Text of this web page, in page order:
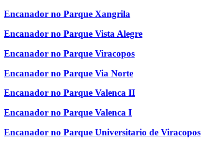
Encanador no Parque Xangrila
Encanador no Parque Vista Alegre
Encanador no Parque Viracopos
Encanador no Parque Via Norte
Encanador no Parque Valenca II
Encanador no Parque Valenca I
Encanador no Parque Universitario de Viracopos